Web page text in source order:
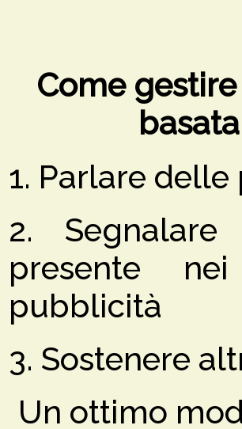
Come
1. Parlare
2. Segnalare
presente
pubblicità
3. Sostenere
Un ottimo